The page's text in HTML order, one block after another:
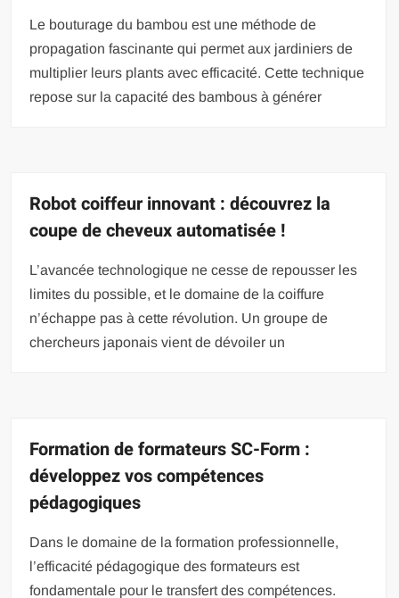
Le bouturage du bambou est une méthode de
propagation fascinante qui permet aux jardiniers de
multiplier leurs plants avec efficacité. Cette technique
repose sur la capacité des bambous à générer
Robot coiffeur innovant : découvrez la
coupe de cheveux automatisée !
L’avancée technologique ne cesse de repousser les
limites du possible, et le domaine de la coiffure
n’échappe pas à cette révolution. Un groupe de
chercheurs japonais vient de dévoiler un
Formation de formateurs SC-Form :
développez vos compétences
pédagogiques
Dans le domaine de la formation professionnelle,
l’efficacité pédagogique des formateurs est
fondamentale pour le transfert des compétences.